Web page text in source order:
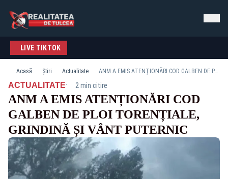
LIVE TIKTOK
Acasă Știri Actualitate ANM A EMIS ATENȚIONĂRI COD GALBEN DE PLOI TORENȚIALE, GRINDINĂ ȘI VÂNT PUTERNIC
ACTUALITATE· 2 min citire
ANM A EMIS ATENȚIONĂRI COD
GALBEN DE PLOI TORENȚIALE,
GRINDINĂ ȘI VÂNT PUTERNIC